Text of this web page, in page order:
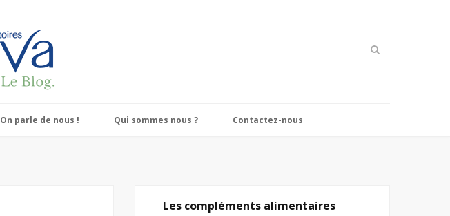
On parle de nous ! Qui sommes nous ? Contactez-nous
Les compléments alimentaires